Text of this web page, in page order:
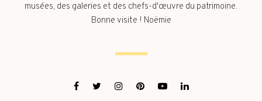
musées, des galeries et des chefs-d'œuvre du patrimoine.
Bonne visite ! Noëmie